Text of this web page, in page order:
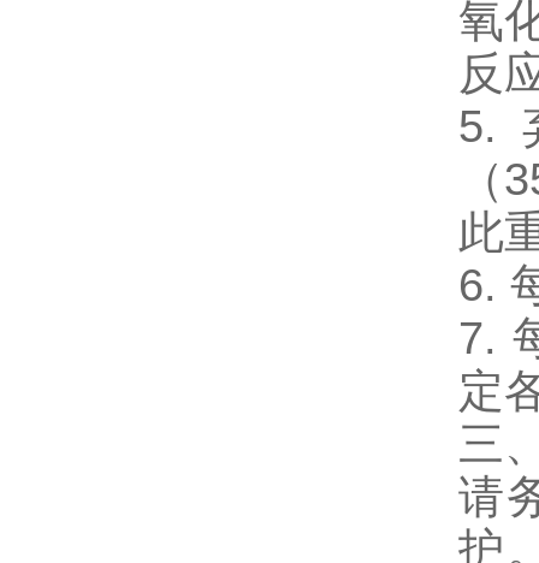
氧
反
5.
（
此
6.
7.
定
三
请
护